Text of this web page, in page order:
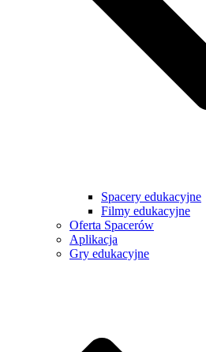
Spacery edukacyjne
Filmy edukacyjne
Oferta Spacerów
Aplikacja
Gry edukacyjne